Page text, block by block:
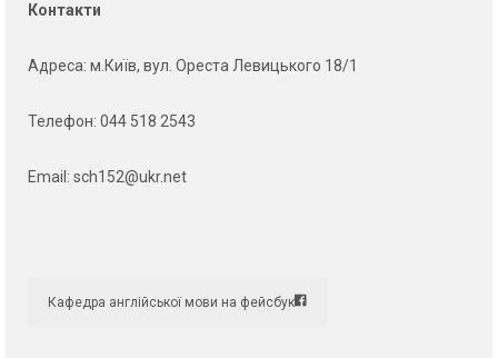
Контакти
Адреса: м.Київ, вул. Ореста Левицького 18/1
Телефон: 044 518 2543
Email: sch152@ukr.net
Кафедра англійської мови на фейсбук